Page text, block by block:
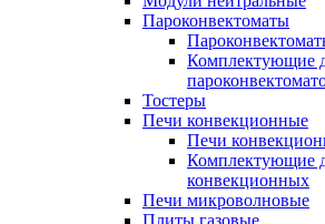
Пароконвектоматы
Комплектующие
Тостеры
Печи конвекционные
Печи
Комплектующие
конвекционных
Печи микроволновые
Плиты газовые